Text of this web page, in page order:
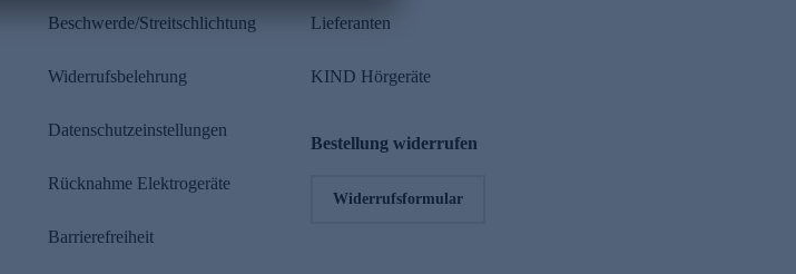
Beschwerde/Streitschlichtung
Widerrufsbelehrung
Datenschutzeinstellungen
Rücknahme Elektrogeräte
Barrierefreiheit
Lieferanten
KIND Hörgeräte
Bestellung widerrufen
Widerrufsformular